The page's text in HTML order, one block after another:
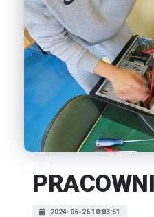
2024-06-26 10:03:51